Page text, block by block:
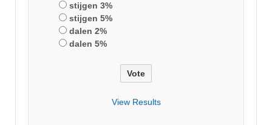
stijgen 3%
stijgen 5%
dalen 2%
dalen 5%
View Results